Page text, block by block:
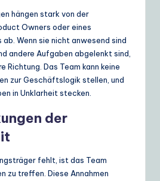
hängen stark von der
Owners oder eines
Wenn sie nicht anwesend sind
andere Aufgaben abgelenkt sind,
Richtung. Das Team kann keine
zur Geschäftslogik stellen, und
in Unklarheit stecken.
der
fehlt, ist das Team
zu treffen. Diese Annahmen